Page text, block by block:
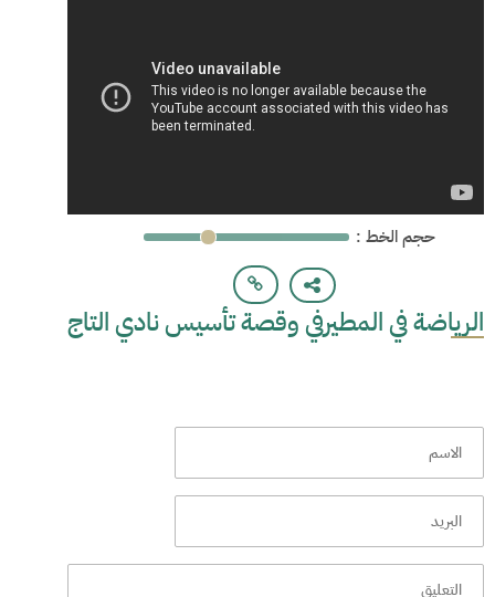
: حجم الخط
الرياضة في المطيرفي وقصة تأسيس نادي التاج